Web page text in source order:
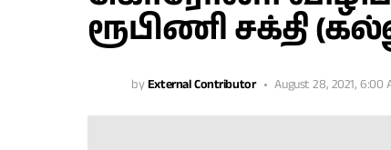
ரூபிணி சக்தி
byExternal Contributor August 28, 2021, 6:00